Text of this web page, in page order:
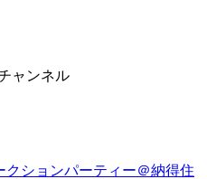
ャンネル
クションパーティー＠納得住